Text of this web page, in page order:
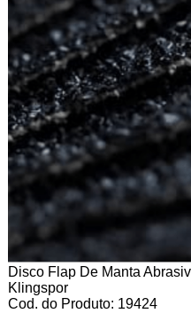
Disco Flap De Manta
Klingspor
Cod. do Produto: 19424